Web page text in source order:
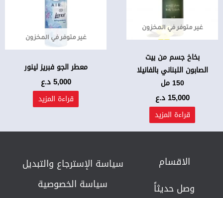
غير متوفر في المخزون
بخاخ جسم من بيت
الصابون اللبناني بالفانيلا
150 مل
15,000 د.ع
قراءة المزيد
غير متوفر في المخزون
معطر الجو فبريز لينور
5,000د.ع
قراءة المزيد
الاقسام
وصل حديثاً
سياسة الإسترجاع والتبديل​
سياسة الخصوصية